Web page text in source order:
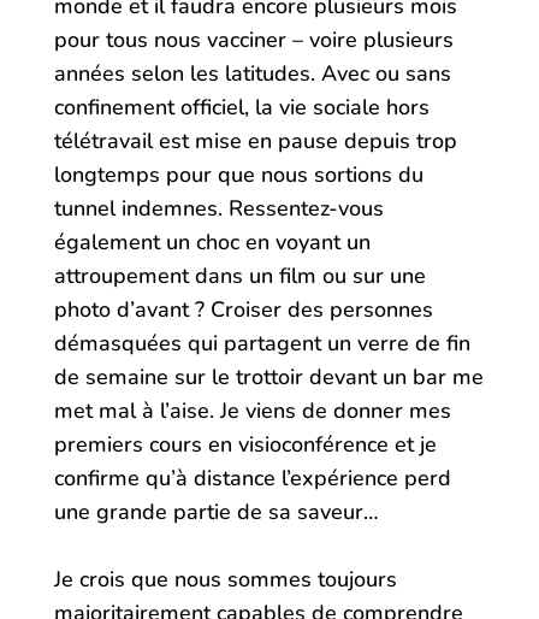
monde et il faudra encore plusieurs mois
pour tous nous vacciner – voire plusieurs
années selon les latitudes. Avec ou sans
confinement officiel, la vie sociale hors
télétravail est mise en pause depuis trop
longtemps pour que nous sortions du
tunnel indemnes. Ressentez-vous
également un choc en voyant un
attroupement dans un film ou sur une
photo d’avant ? Croiser des personnes
démasquées qui partagent un verre de fin
de semaine sur le trottoir devant un bar me
met mal à l’aise. Je viens de donner mes
premiers cours en visioconférence et je
confirme qu’à distance l’expérience perd
une grande partie de sa saveur…
Je crois que nous sommes toujours
majoritairement capables de comprendre